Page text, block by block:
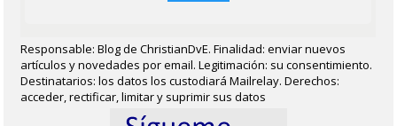
Responsable: Blog de ChristianDvE. Finalidad: enviar nuevos
artículos y novedades por email. Legitimación: su consentimiento.
Destinatarios: los datos los custodiará Mailrelay. Derechos:
acceder, rectificar, limitar y suprimir sus datos